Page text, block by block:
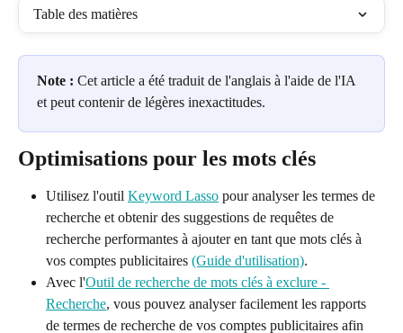
Table des matières
Note : Cet article a été traduit de l'anglais à l'aide de l'IA
et peut contenir de légères inexactitudes.
Optimisations pour les mots clés
Utilisez l'outil Keyword Lasso pour analyser les termes de
recherche et obtenir des suggestions de requêtes de
recherche performantes à ajouter en tant que mots clés à
vos comptes publicitaires (Guide d'utilisation).
Avec l'Outil de recherche de mots clés à exclure -
Recherche, vous pouvez analyser facilement les rapports
de termes de recherche de vos comptes publicitaires afin